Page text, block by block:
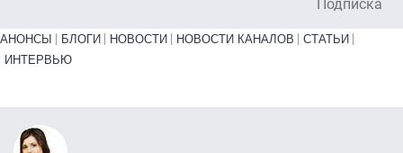
Подписка
Primary links bottom
АНОНСЫ БЛОГИ НОВОСТИ НОВОСТИ КАНАЛОВ
СТАТЬИ
ИНТЕРВЬЮ